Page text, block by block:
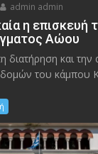
admin admin
η επισκευή
Αώου
διατήρηση και
του κάμπου